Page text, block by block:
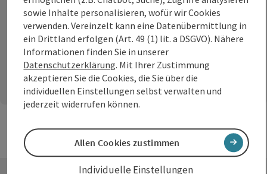
Senden
sowie Inhalte personalisieren, wofür wir Cookies
verwenden. Vereinzelt kann eine Datenübermittlung in
ein Drittland erfolgen (Art. 49 (1) lit. a DSGVO). Nähere
Informationen finden Sie in unserer
Datenschutzerklärung. Mit Ihrer Zustimmung
akzeptieren Sie die Cookies, die Sie über die
individuellen Einstellungen selbst verwalten und
jederzeit widerrufen können.
Individuelle Einstellungen
Allen Cookies zustimmen